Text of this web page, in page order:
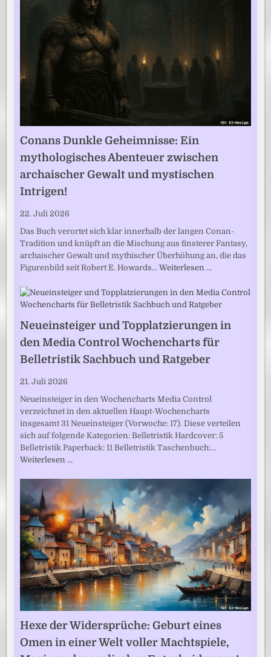
Conans Dunkle Geheimnisse: Ein
mythologisches Abenteuer zwischen
archaischer Gewalt und mystischen
Intrigen!
22. Juli 2026
Das Buch verortet sich klar innerhalb der langen Conan-
Tradition und knüpft an die Mischung aus finsterer Fantasy,
archaischer Gewalt und mythischer Überhöhung an, die das
Figurenbild seit Robert E. Howards…Weiterlesen …
Neueinsteiger und Topplatzierungen in
den Media Control Wochencharts für
Belletristik Sachbuch und Ratgeber
21. Juli 2026
Neueinsteiger in den Wochencharts Media Control
verzeichnet in den aktuellen Haupt-Wochencharts
insgesamt 31 Neueinsteiger (Vorwoche: 17). Diese verteilen
sich auf folgende Kategorien: Belletristik Hardcover: 5
Belletristik Paperback: 11 Belletristik Taschenbuch:…
Weiterlesen …
Hexe der Widersprüche: Geburt eines
Omen in einer Welt voller Machtspiele,